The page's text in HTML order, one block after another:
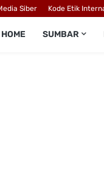
Siber Kode Etik
HOME SUMBAR